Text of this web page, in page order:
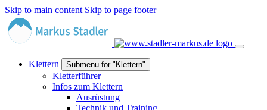
Skip to main content Skip to page footer
Klettern Submenu for "Klettern"
Kletterführer
Infos zum Klettern
Ausrüstung
Technik und Training